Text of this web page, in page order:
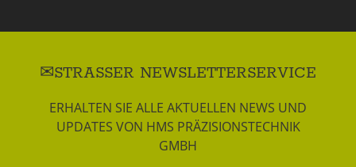
STRASSER NEWSLETTERSERVICE
ERHALTEN SIE ALLE AKTUELLEN NEWS UND
UPDATES VON HMS PRÄZISIONSTECHNIK
GMBH